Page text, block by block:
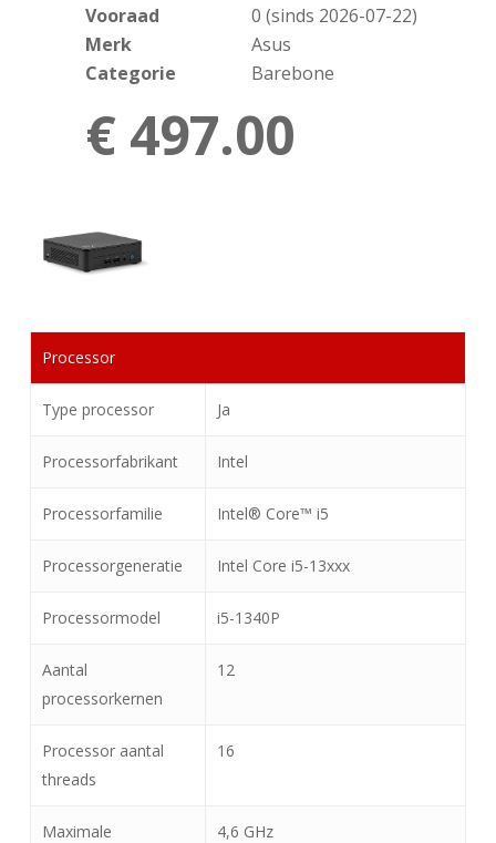
Vooraad
0 (sinds 2026-07-22)
Merk
Asus
Categorie
Barebone
€ 497.00
Processor
Type processor Ja
Processorfabrikant Intel
Processorfamilie Intel® Core™ i5
Processorgeneratie Intel Core i5-13xxx
Processormodel i5-1340P
Aantal
processorkernen
12
Processor aantal
threads
16
Maximale
4,6 GHz